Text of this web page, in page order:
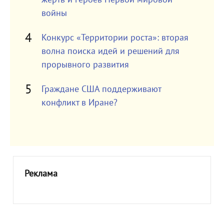
войны
Конкурс «Территории роста»: вторая
волна поиска идей и решений для
прорывного развития
Граждане США поддерживают
конфликт в Иране?
Реклама